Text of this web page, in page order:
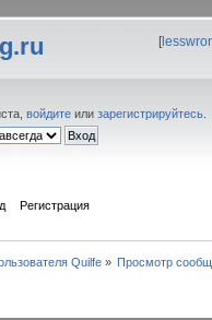
[
войдите или зарегистрируйтесь
Регистрация
Quilfe» Просмотр